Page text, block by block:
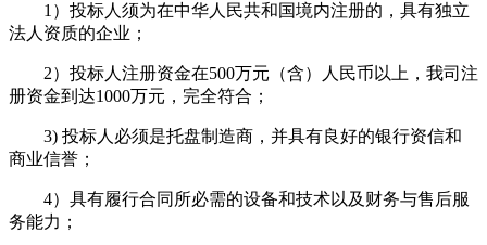
1）投标人须为在中华人民共和国境内注册的，具有独立
法人资质的企业；
2）投标人注册资金在500万元（含）人民币以上，我司注
册资金到达1000万元，完全符合；
3) 投标人必须是托盘制造商，并具有良好的银行资信和
商业信誉；
4）具有履行合同所必需的设备和技术以及财务与售后服
务能力；